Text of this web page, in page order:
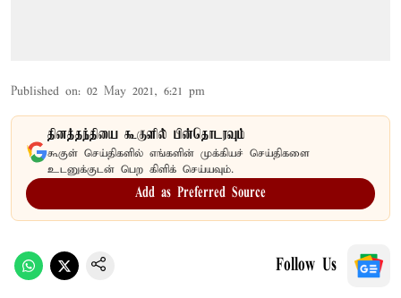
Published on: 02 May 2021, 6:21 pm
தினத்தந்தியை கூகுளில் பின்தொடரவும்
கூகுள் செய்திகளில் எங்களின் முக்கியச் செய்திகளை
உடனுக்குடன் பெற கிளிக் செய்யவும்.
Add as Preferred Source
Follow Us